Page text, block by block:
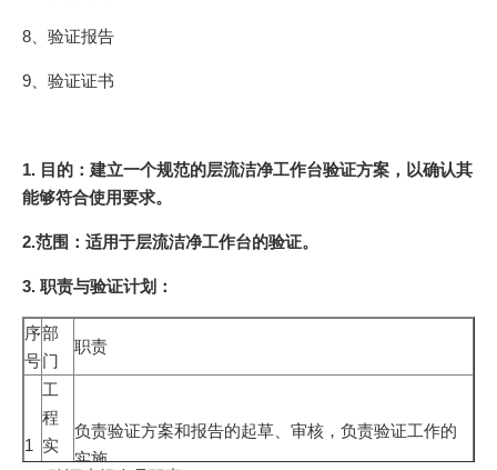
8、验证报告
9、验证证书
1. 目的：建立一个规范的层流洁净工作台验证方案，以确认其
能够符合使用要求。
2.范围：适用于层流洁净工作台的验证。
3. 职责与验证计划：
序
号
部
门
职责
1
工
程
实
负责验证方案和报告的起草、审核，负责验证工作的
实施。